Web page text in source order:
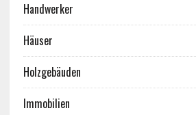
Handwerker
Häuser
Holzgebäuden
Immobilien